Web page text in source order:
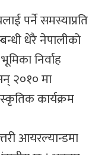
पर्ने समस्याप्रति
धेरै नेपालीको
निर्वाह
२०१० मा
कार्यक्रम
आयरल्यान्डमा